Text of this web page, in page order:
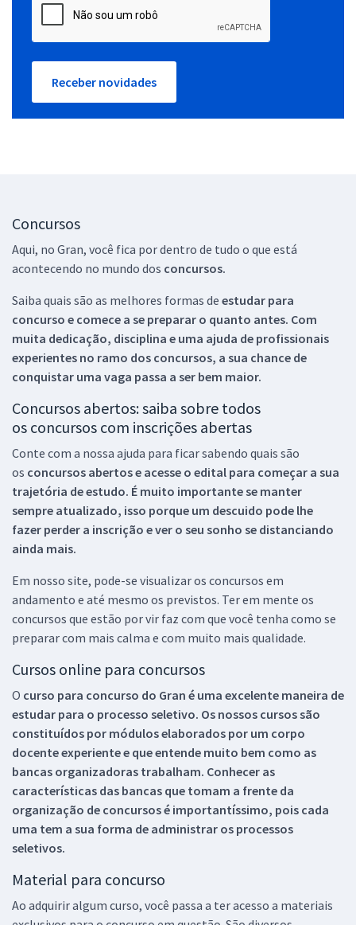
Receber novidades
Concursos
Aqui, no Gran, você fica por dentro de tudo o que está
acontecendo no mundo dos concursos.
Saiba quais são as melhores formas de estudar para
concurso e comece a se preparar o quanto antes. Com
muita dedicação, disciplina e uma ajuda de profissionais
experientes no ramo dos concursos, a sua chance de
conquistar uma vaga passa a ser bem maior.
Concursos abertos: saiba sobre todos
os concursos com inscrições abertas
Conte com a nossa ajuda para ficar sabendo quais são
os concursos abertos e acesse o edital para começar a sua
trajetória de estudo. É muito importante se manter
sempre atualizado, isso porque um descuido pode lhe
fazer perder a inscrição e ver o seu sonho se distanciando
ainda mais.
Em nosso site, pode-se visualizar os concursos em
andamento e até mesmo os previstos. Ter em mente os
concursos que estão por vir faz com que você tenha como se
preparar com mais calma e com muito mais qualidade.
Cursos online para concursos
O curso para concurso do Gran é uma excelente maneira de
estudar para o processo seletivo. Os nossos cursos são
constituídos por módulos elaborados por um corpo
docente experiente e que entende muito bem como as
bancas organizadoras trabalham. Conhecer as
características das bancas que tomam a frente da
organização de concursos é importantíssimo, pois cada
uma tem a sua forma de administrar os processos
seletivos.
Material para concurso
Ao adquirir algum curso, você passa a ter acesso a materiais